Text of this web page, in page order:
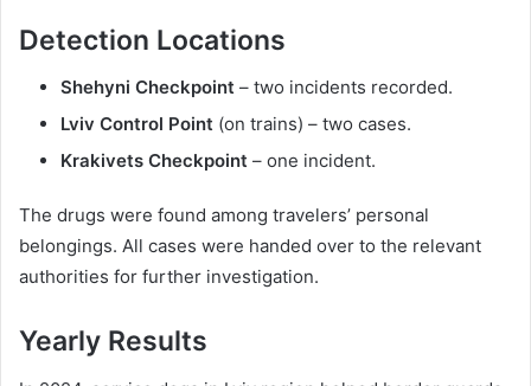
Detection Locations
Shehyni Checkpoint – two incidents recorded.
Lviv Control Point (on trains) – two cases.
Krakivets Checkpoint – one incident.
The drugs were found among travelers’ personal
belongings. All cases were handed over to the relevant
authorities for further investigation.
Yearly Results